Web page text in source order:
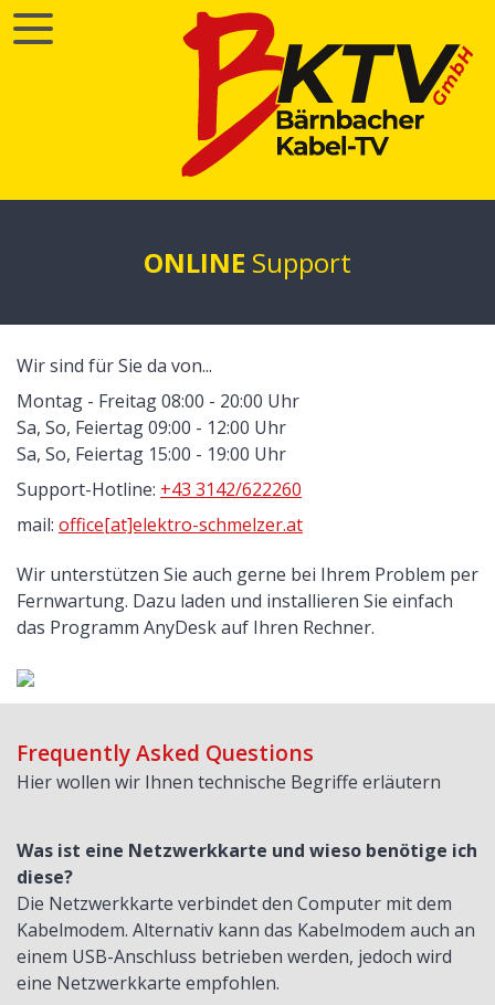
ONLINE Support
Wir sind für Sie da von...
Montag - Freitag 08:00 - 20:00 Uhr
Sa, So, Feiertag 09:00 - 12:00 Uhr
Sa, So, Feiertag 15:00 - 19:00 Uhr
Support-Hotline: +43 3142/622260
mail: office[at]elektro-schmelzer.at
Wir unterstützen Sie auch gerne bei Ihrem Problem per
Fernwartung. Dazu laden und installieren Sie einfach
das Programm AnyDesk auf Ihren Rechner.
Frequently Asked Questions
Hier wollen wir Ihnen technische Begriffe erläutern
Was ist eine Netzwerkkarte und wieso benötige ich
diese?
Die Netzwerkkarte verbindet den Computer mit dem
Kabelmodem. Alternativ kann das Kabelmodem auch an
einem USB-Anschluss betrieben werden, jedoch wird
eine Netzwerkkarte empfohlen.